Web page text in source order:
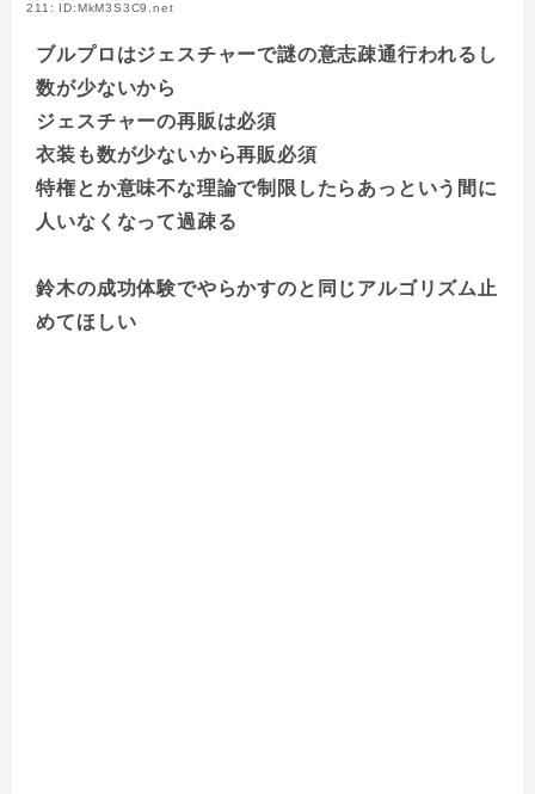
211: ID:MkM3S3C9.net
ブルプロはジェスチャーで謎の意志疎通行われるし
数が少ないから
ジェスチャーの再販は必須
衣装も数が少ないから再販必須
特権とか意味不な理論で制限したらあっという間に
人いなくなって過疎る
鈴木の成功体験でやらかすのと同じアルゴリズム止
めてほしい